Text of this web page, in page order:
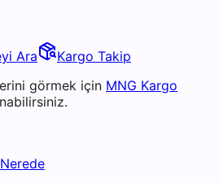
Ara
Kargo Takip
görmek için MNG Kargo